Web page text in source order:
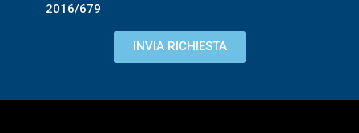
2016/679
INVIA RICHIESTA